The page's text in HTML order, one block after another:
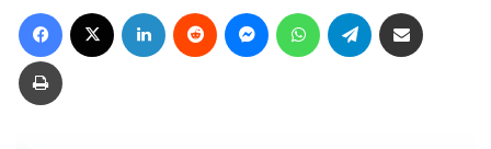
Facebook LinkedIn Reddit MessengerWhatsAppTelegram
Տպել